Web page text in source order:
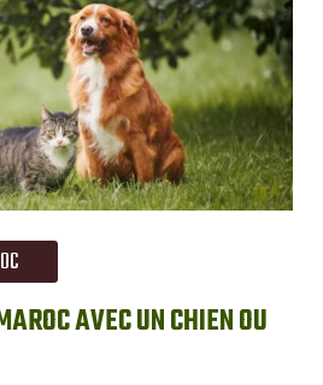
AVEC UN CHIEN OU